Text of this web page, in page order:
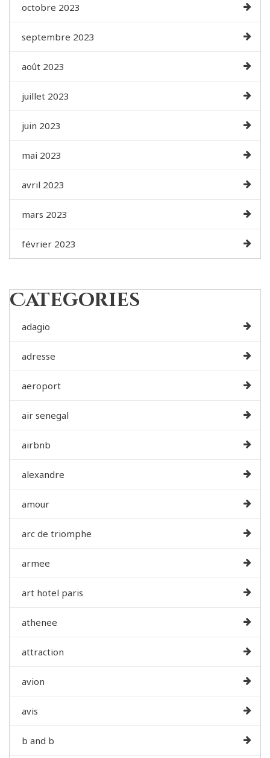
octobre 2023
septembre 2023
août 2023
juillet 2023
juin 2023
mai 2023
avril 2023
mars 2023
février 2023
Categories
adagio
adresse
aeroport
air senegal
airbnb
alexandre
amour
arc de triomphe
armee
art hotel paris
athenee
attraction
avion
avis
b and b